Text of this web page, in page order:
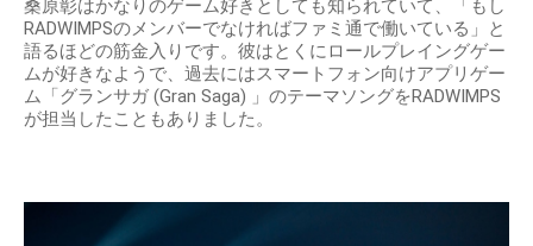
桑原彰はかなりのゲーム好きとしても知られていて、「もし
RADWIMPSのメンバーでなければファミ通で働いている」と
語るほどの筋金入りです。彼はとくにロールプレイングゲー
ムが好きなようで、過去にはスマートフォン向けアプリゲー
ム「グランサガ (Gran Saga) 」のテーマソングをRADWIMPS
が担当したこともありました。